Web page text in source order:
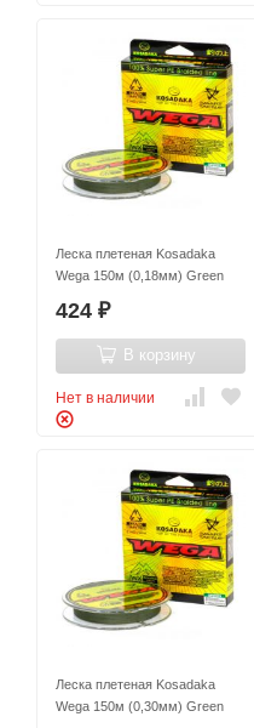
Леска плетеная Kosadaka
Wega 150м (0,18мм) Green
424 ₽
В корзину
Нет в наличии
Леска плетеная Kosadaka
Wega 150м (0,30мм) Green